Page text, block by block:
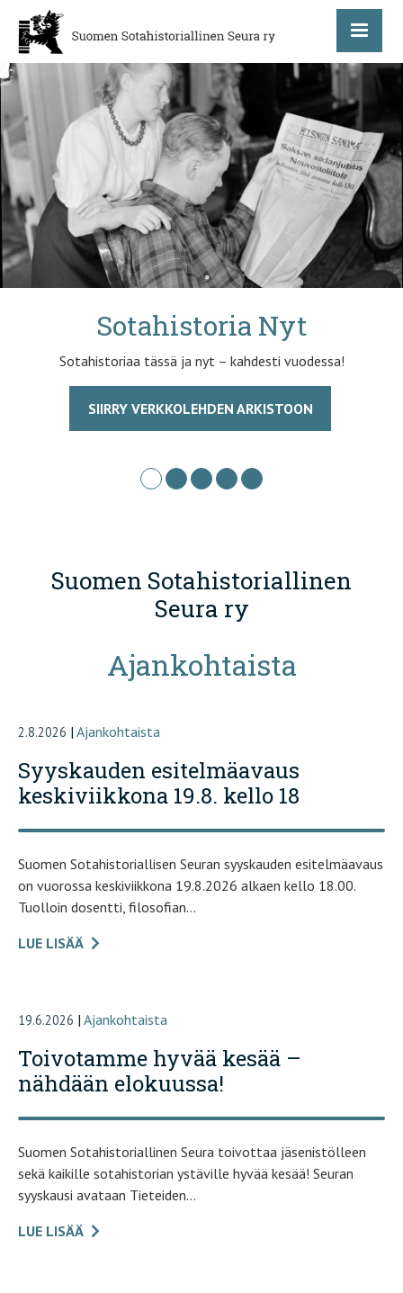
Sotahistoria Nyt
Sotahistoriaa tässä ja nyt – kahdesti vuodessa!
SIIRRY VERKKOLEHDEN ARKISTOON
Suomen Sotahistoriallinen
Seura ry
Ajankohtaista
2.8.2026 | Ajankohtaista
Syyskauden esitelmäavaus
keskiviikkona 19.8. kello 18
Suomen Sotahistoriallisen Seuran syyskauden esitelmäavaus
on vuorossa keskiviikkona 19.8.2026 alkaen kello 18.00.
Tuolloin dosentti, filosofian…
LUE LISÄÄ
19.6.2026 | Ajankohtaista
Toivotamme hyvää kesää –
nähdään elokuussa!
Suomen Sotahistoriallinen Seura toivottaa jäsenistölleen
sekä kaikille sotahistorian ystäville hyvää kesää! Seuran
syyskausi avataan Tieteiden…
LUE LISÄÄ